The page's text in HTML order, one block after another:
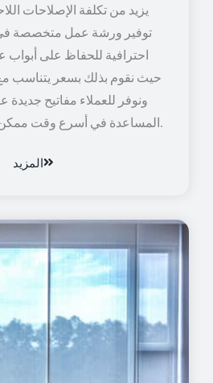
يزيد من تكلفة الإصلاحات
توفير ورشة عمل متخصصة في
احترافية للحفاظ على أبواب
حيث نقوم بذلك بسعر يتناسب
ونوفر للعملاء مفاتيح جديدة
المساعدة في أسرع وقت ممكن من قبل الفنيين لدينا.
المزيد